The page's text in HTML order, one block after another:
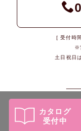
カタログ
受付中
[ 受付時
※
土日祝日
©